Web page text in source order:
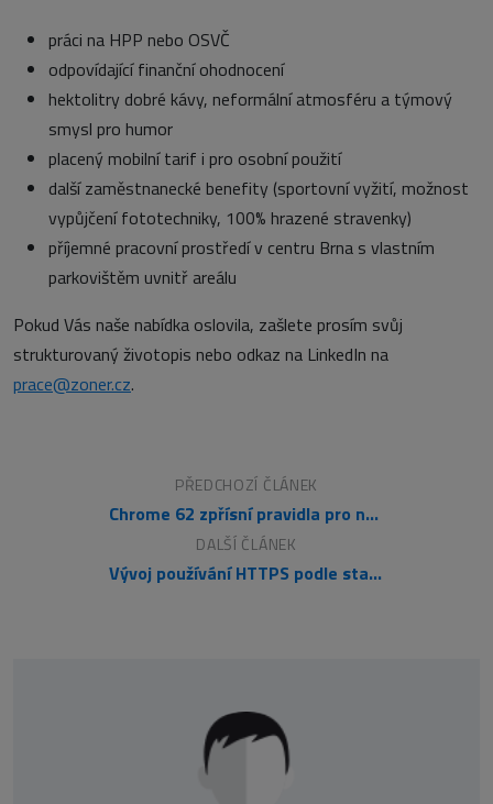
práci na HPP nebo OSVČ
odpovídající finanční ohodnocení
hektolitry dobré kávy, neformální atmosféru a týmový
smysl pro humor
placený mobilní tarif i pro osobní použití
další zaměstnanecké benefity (sportovní vyžití, možnost
vypůjčení fototechniky, 100% hrazené stravenky)
příjemné pracovní prostředí v centru Brna s vlastním
parkovištěm uvnitř areálu
Pokud Vás naše nabídka oslovila, zašlete prosím svůj
strukturovaný životopis nebo odkaz na LinkedIn na
prace@zoner.cz.
PŘEDCHOZÍ ČLÁNEK
Chrome 62 zpřísní pravidla pro nezabezpečené stránky na HTTP
DALŠÍ ČLÁNEK
Vývoj používání HTTPS podle statistik Googlu